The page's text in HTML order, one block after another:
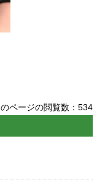
ページの閲覧数：534